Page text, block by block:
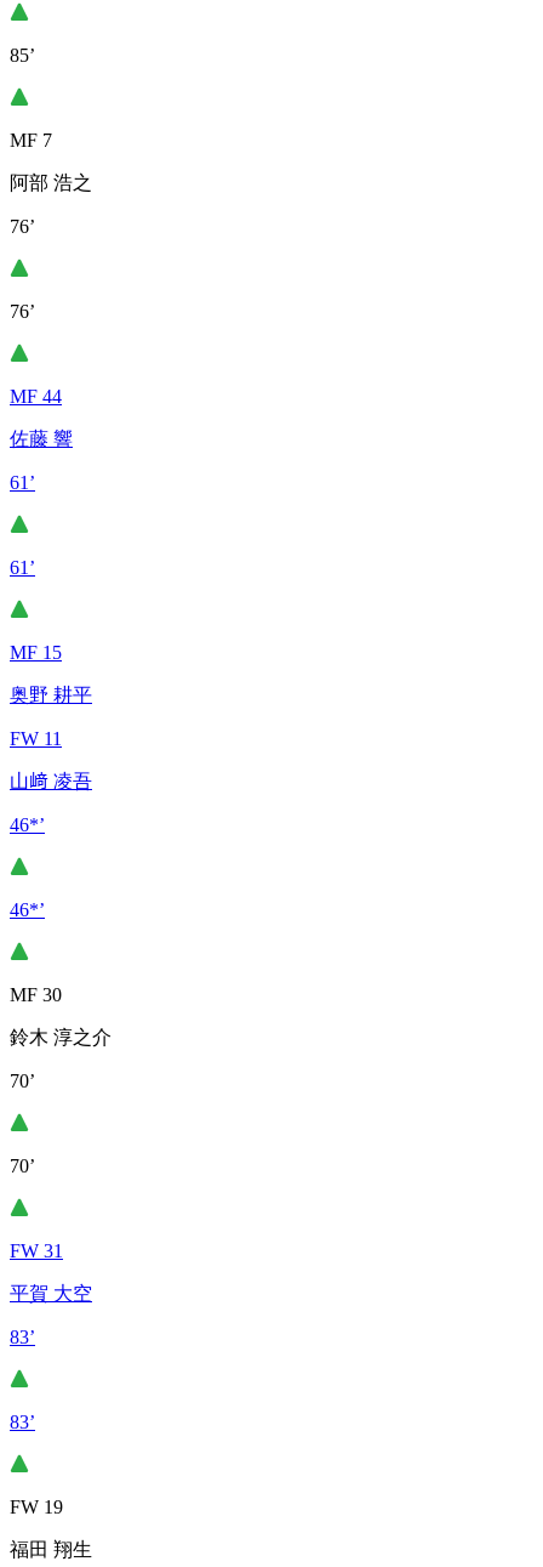
85’
MF 7
阿部 浩之
76’
76’
MF 44
佐藤 響
61’
61’
MF 15
奥野 耕平
FW 11
山﨑 凌吾
46*’
46*’
MF 30
鈴木 淳之介
70’
70’
FW 31
平賀 大空
83’
83’
FW 19
福田 翔生